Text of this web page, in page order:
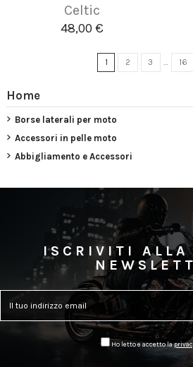
Celtic
48,00 €
1 2 3 … 16
Home
Borse laterali per moto
Accessori in pelle moto
Abbigliamento e Accessori
ISCRIVITI ALLA
Ho letto e accetto la